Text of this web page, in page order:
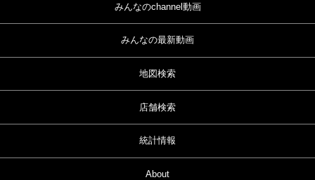
みんなのchannel動画
みんなの最新動画
地図検索
店舗検索
統計情報
About